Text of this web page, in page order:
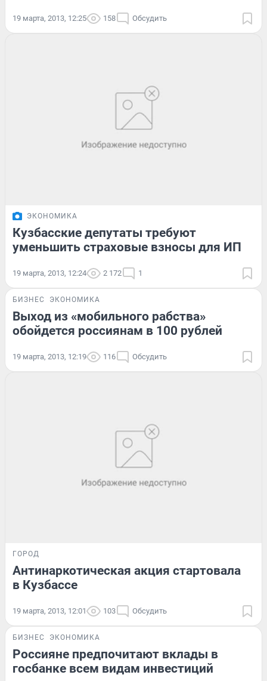
19 марта, 2013, 12:25 158 Обсудить
ЭКОНОМИКА
Кузбасские депутаты требуют
уменьшить страховые взносы для ИП
19 марта, 2013, 12:24 2 172 1
БИЗНЕС ЭКОНОМИКА
Выход из «мобильного рабства»
обойдется россиянам в 100 рублей
19 марта, 2013, 12:19 116 Обсудить
ГОРОД
Антинаркотическая акция стартовала
в Кузбассе
19 марта, 2013, 12:01 103 Обсудить
БИЗНЕС ЭКОНОМИКА
Россияне предпочитают вклады в
госбанке всем видам инвестиций